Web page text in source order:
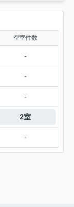
空室件数
-
-
-
2室
-